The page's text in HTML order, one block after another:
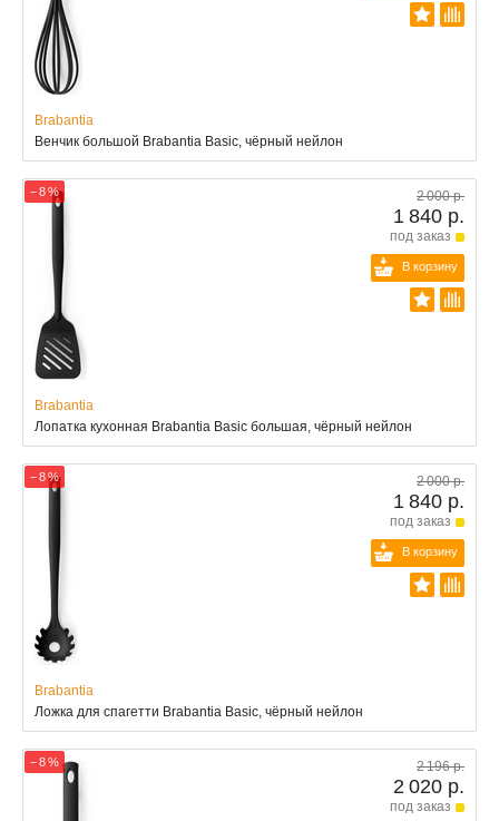
Brabantia
Венчик большой Brabantia Basic, чёрный нейлон
− 8 % 2 000 р.
1 840 р.
под заказ
В корзину
Brabantia
Лопатка кухонная Brabantia Basic большая, чёрный нейлон
− 8 % 2 000 р.
1 840 р.
под заказ
В корзину
Brabantia
Ложка для спагетти Brabantia Basic, чёрный нейлон
− 8 % 2 196 р.
2 020 р.
под заказ